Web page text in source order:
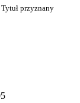
Tytuł przyznany